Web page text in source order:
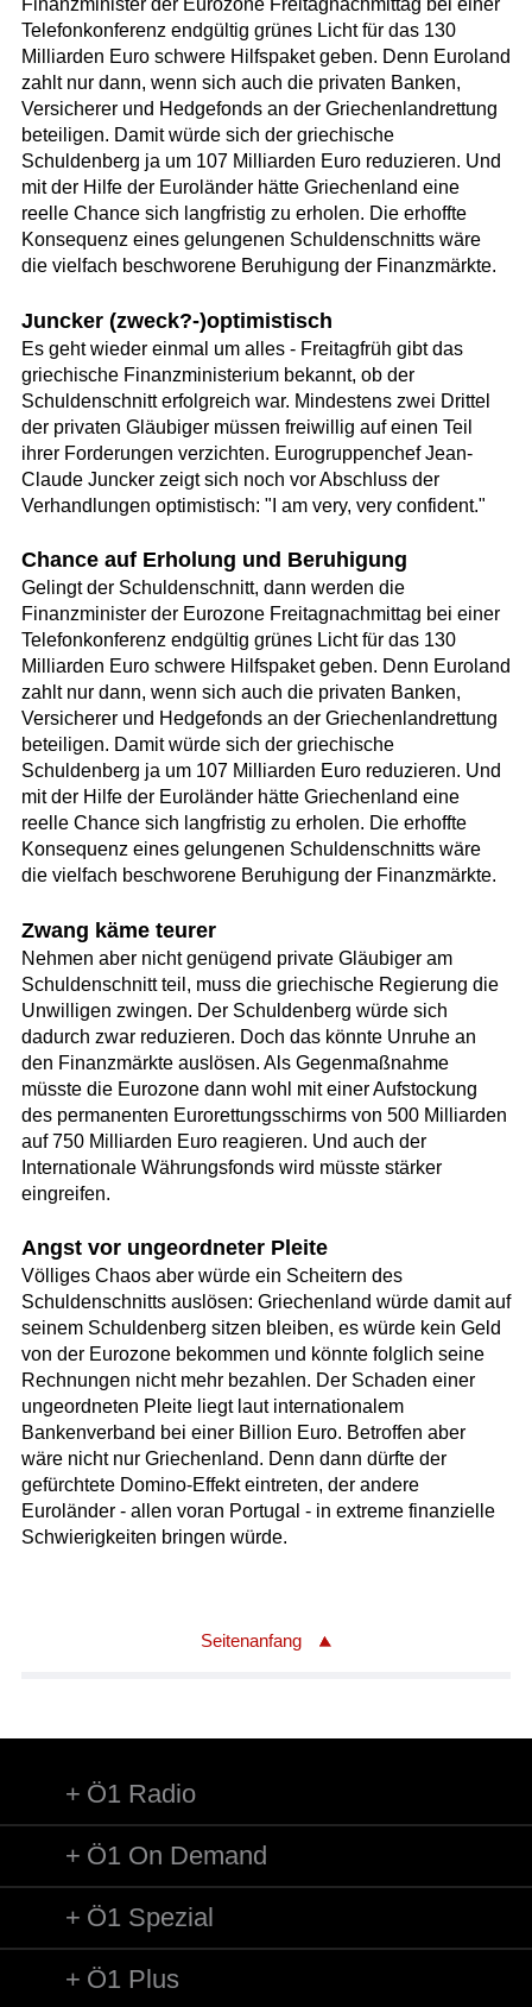
Finanzminister der Eurozone Freitagnachmittag bei einer
Telefonkonferenz endgültig grünes Licht für das 130
Milliarden Euro schwere Hilfspaket geben. Denn Euroland
zahlt nur dann, wenn sich auch die privaten Banken,
Versicherer und Hedgefonds an der Griechenlandrettung
beteiligen. Damit würde sich der griechische
Schuldenberg ja um 107 Milliarden Euro reduzieren. Und
mit der Hilfe der Euroländer hätte Griechenland eine
reelle Chance sich langfristig zu erholen. Die erhoffte
Konsequenz eines gelungenen Schuldenschnitts wäre
die vielfach beschworene Beruhigung der Finanzmärkte.
Juncker (zweck?-)optimistisch
Es geht wieder einmal um alles - Freitagfrüh gibt das
griechische Finanzministerium bekannt, ob der
Schuldenschnitt erfolgreich war. Mindestens zwei Drittel
der privaten Gläubiger müssen freiwillig auf einen Teil
ihrer Forderungen verzichten. Eurogruppenchef Jean-
Claude Juncker zeigt sich noch vor Abschluss der
Verhandlungen optimistisch: "I am very, very confident."
Chance auf Erholung und Beruhigung
Gelingt der Schuldenschnitt, dann werden die
Finanzminister der Eurozone Freitagnachmittag bei einer
Telefonkonferenz endgültig grünes Licht für das 130
Milliarden Euro schwere Hilfspaket geben. Denn Euroland
zahlt nur dann, wenn sich auch die privaten Banken,
Versicherer und Hedgefonds an der Griechenlandrettung
beteiligen. Damit würde sich der griechische
Schuldenberg ja um 107 Milliarden Euro reduzieren. Und
mit der Hilfe der Euroländer hätte Griechenland eine
reelle Chance sich langfristig zu erholen. Die erhoffte
Konsequenz eines gelungenen Schuldenschnitts wäre
die vielfach beschworene Beruhigung der Finanzmärkte.
Zwang käme teurer
Nehmen aber nicht genügend private Gläubiger am
Schuldenschnitt teil, muss die griechische Regierung die
Unwilligen zwingen. Der Schuldenberg würde sich
dadurch zwar reduzieren. Doch das könnte Unruhe an
den Finanzmärkte auslösen. Als Gegenmaßnahme
müsste die Eurozone dann wohl mit einer Aufstockung
des permanenten Eurorettungsschirms von 500 Milliarden
auf 750 Milliarden Euro reagieren. Und auch der
Internationale Währungsfonds wird müsste stärker
eingreifen.
Angst vor ungeordneter Pleite
Völliges Chaos aber würde ein Scheitern des
Schuldenschnitts auslösen: Griechenland würde damit auf
seinem Schuldenberg sitzen bleiben, es würde kein Geld
von der Eurozone bekommen und könnte folglich seine
Rechnungen nicht mehr bezahlen. Der Schaden einer
ungeordneten Pleite liegt laut internationalem
Bankenverband bei einer Billion Euro. Betroffen aber
wäre nicht nur Griechenland. Denn dann dürfte der
gefürchtete Domino-Effekt eintreten, der andere
Euroländer - allen voran Portugal - in extreme finanzielle
Schwierigkeiten bringen würde.
Seitenanfang
Ö1 Radio
Ö1 On Demand
Ö1 Spezial
Ö1 Plus